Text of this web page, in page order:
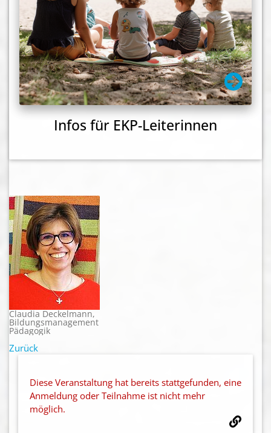
Infos für EKP-Leiterinnen
Claudia Deckelmann,
Bildungsmanagement
Pädagogik
Zurück
Diese Veranstaltung hat bereits stattgefunden, eine
Anmeldung oder Teilnahme ist nicht mehr
möglich.